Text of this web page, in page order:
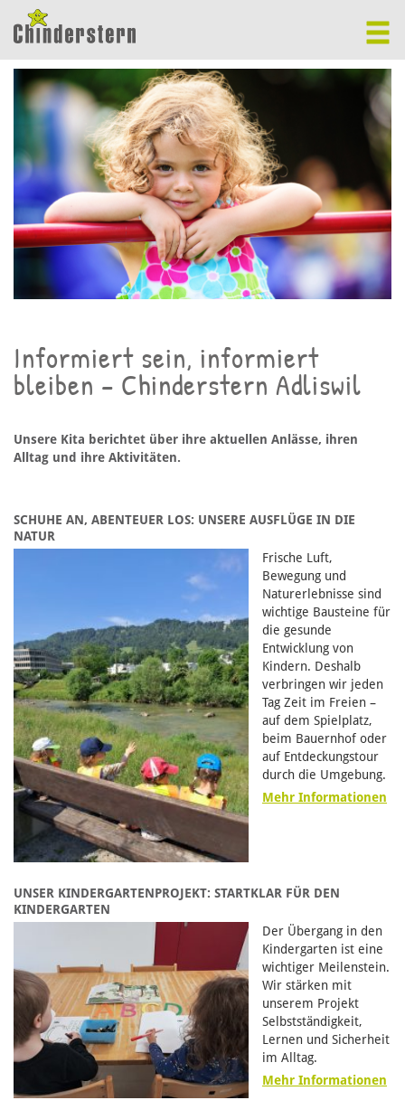
Informiert sein, informiert
bleiben – Chinderstern Adliswil
Unsere Kita berichtet über ihre aktuellen Anlässe, ihren
Alltag und ihre Aktivitäten.
SCHUHE AN, ABENTEUER LOS: UNSERE AUSFLÜGE IN DIE
NATUR
Frische Luft,
Bewegung und
Naturerlebnisse sind
wichtige Bausteine für
die gesunde
Entwicklung von
Kindern. Deshalb
verbringen wir jeden
Tag Zeit im Freien –
auf dem Spielplatz,
beim Bauernhof oder
auf Entdeckungstour
durch die Umgebung.
Mehr Informationen
UNSER KINDERGARTENPROJEKT: STARTKLAR FÜR DEN
KINDERGARTEN
Der Übergang in den
Kindergarten ist eine
wichtiger Meilenstein.
Wir stärken mit
unserem Projekt
Selbstständigkeit,
Lernen und Sicherheit
im Alltag.
Mehr Informationen